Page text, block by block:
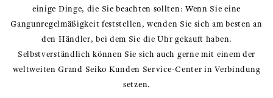
einige Dinge, die Sie beachten sollten: Wenn Sie eine
Gangunregelmäßigkeit feststellen, wenden Sie sich am besten an
den Händler, bei dem Sie die Uhr gekauft haben.
Selbstverständlich können Sie sich auch gerne mit einem der
weltweiten Grand Seiko Kunden Service-Center in Verbindung
setzen.